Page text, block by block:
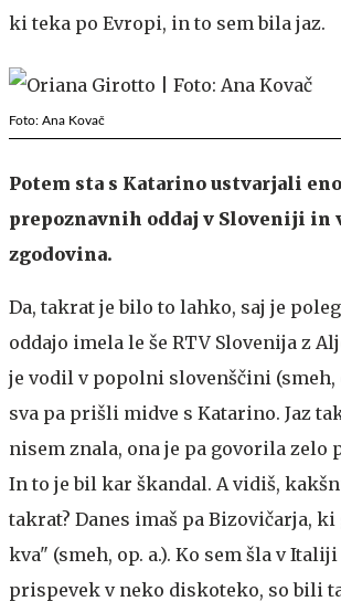
ki teka po Evropi, in to sem bila jaz.
Foto: Ana Kovač
Potem sta s Katarino ustvarjali
prepoznavnih oddaj v Sloveniji in
zgodovina.
Da, takrat je bilo to lahko, saj je
oddajo imela le še RTV Slovenija z
je vodil v popolni slovenščini (smeh,
sva pa prišli midve s Katarino. Jaz
nisem znala, ona je pa govorila zelo
In to je bil kar škandal. A vidiš,
takrat? Danes imaš pa Bizovičarja,
kva" (smeh, op. a.). Ko sem šla v
prispevek v neko diskoteko, so bili